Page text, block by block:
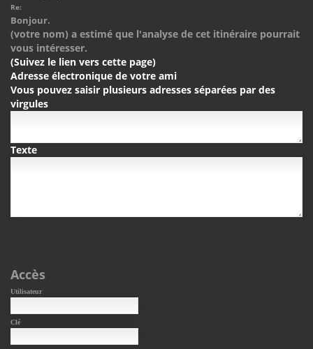
Re:
Bonjour.
(votre nom) a estimé que l'analyse de cet itinéraire pourrait
vous intéresser.
(Suivez le lien vers cette page)
Adresse électronique de votre ami
Vous pouvez saisir plusieurs adresses séparées par des
virgules
Texte
Accès
Utilisateur
Clé